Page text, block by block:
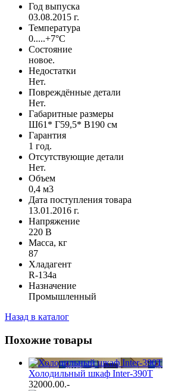
Год выпуска
03.08.2015 г.
Температура
0.....+7°С
Состояние
новое.
Недостатки
Нет.
Повреждённые детали
Нет.
Габаритные размеры
Ш61* Г59,5* В190 см
Гарантия
1 год.
Отсутствующие детали
Нет.
Объем
0,4 м3
Дата поступления товара
13.01.2016 г.
Напряжение
220 В
Масса, кг
87
Хладагент
R-134a
Назначение
Промышленный
Назад в каталог
Похожие товары
Холодильный шкаф Inter-390T
32000.00.-